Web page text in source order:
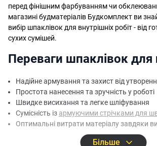
перед фінішним фарбуванням чи
магазині будматеріалів Будкомплект ви
вибір шпаклівок для внутрішніх робіт - від
сухих сумішей.
Переваги шпаклівок для
Надійне армування та захист від
Простота нанесення та зручність у роботі
Швидке висихання та легке шліфування
Сумісність із армуючими стрічками для
Оптимальні витрати матеріалу завдяки
Більше